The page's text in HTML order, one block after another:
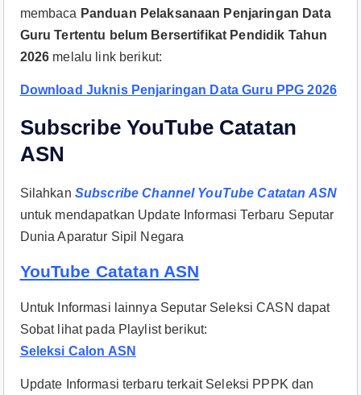
membaca Panduan Pelaksanaan Penjaringan Data
Guru Tertentu belum Bersertifikat Pendidik Tahun
2026 melalu link berikut:
Download Juknis Penjaringan Data Guru PPG 2026
Subscribe YouTube Catatan
ASN
Silahkan Subscribe Channel YouTube Catatan ASN
untuk mendapatkan Update Informasi Terbaru Seputar
Dunia Aparatur Sipil Negara
YouTube Catatan ASN
Untuk Informasi lainnya Seputar Seleksi CASN dapat
Sobat lihat pada Playlist berikut:
Seleksi Calon ASN
Update Informasi terbaru terkait Seleksi PPPK dan